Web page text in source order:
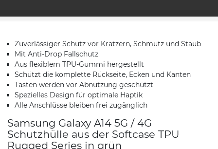
Zuverlässiger Schutz vor Kratzern, Schmutz und Staub
Mit Anti-Drop Fallschutz
Aus flexiblem TPU-Gummi hergestellt
Schützt die komplette Rückseite, Ecken und Kanten
Tasten werden vor Abnutzung geschützt
Spezielles Design für optimale Haptik
Alle Anschlüsse bleiben frei zugänglich
Samsung Galaxy A14 5G / 4G
Schutzhülle aus der Softcase TPU
Rugged Series in grün